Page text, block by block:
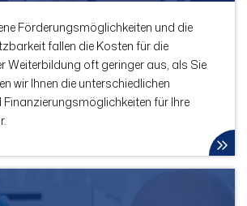
Förderungsmöglichkeiten und die
fallen die Kosten für die
Weiterbildung oft geringer aus, als Sie
wir Ihnen die unterschiedlichen
für Ihre